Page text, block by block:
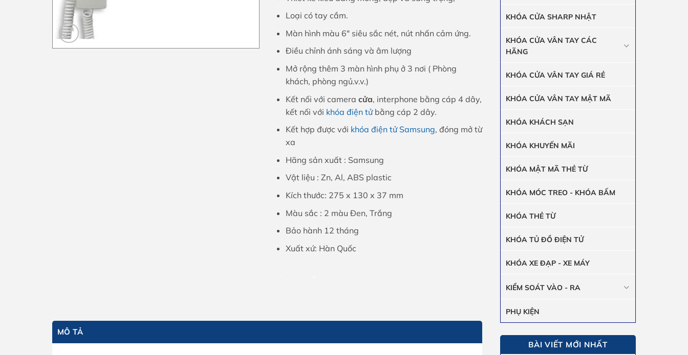
KHÓA CỬA SHARP NHẬT
KHÓA CỬA VÂN TAY CÁC
HÃNG
KHÓA CỬA VÂN TAY GIÁ RẺ
KHÓA CỬA VÂN TAY MẬT MÃ
KHÓA KHÁCH SẠN
KHÓA KHUYẾN MÃI
KHÓA MẬT MÃ THẺ TỪ
KHÓA MÓC TREO - KHÓA BẤM
KHÓA THẺ TỪ
KHÓA TỦ ĐỒ ĐIỆN TỬ
KHÓA XE ĐẠP - XE MÁY
KIỂM SOÁT VÀO - RA
PHỤ KIỆN
BÀI VIẾT MỚI NHẤT
Loại có tay cầm.
Màn hình màu 6″ siêu sắc nét, nút nhấn cảm ứng.
Điều chỉnh ánh sáng và âm lượng
Mở rộng thêm 3 màn hình phụ ở 3 nơi ( Phòng
khách, phòng ngủ.v.v.)
Kết nối với camera cửa, interphone bằng cáp 4 dây,
kết nối với khóa điện tửbằng cáp 2 dây.
Kết hợp được với khóa điện tử Samsung, đóng mở từ
xa
Hãng sản xuất : Samsung
Vật liệu : Zn, Al, ABS plastic
Kích thước: 275 x 130 x 37 mm
Màu sắc : 2 màu Đen, Trắng
Bảo hành 12 tháng
Xuất xứ: Hàn Quốc
MÔ TẢ